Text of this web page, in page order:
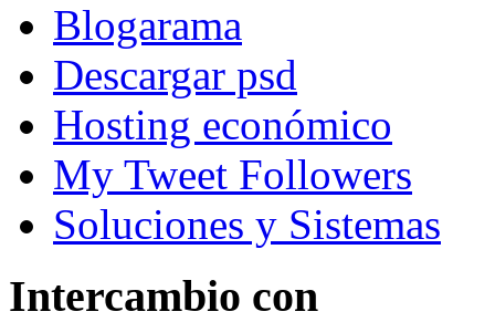
Blogarama
Descargar psd
Hosting económico
My Tweet Followers
Soluciones y Sistemas
Intercambio con